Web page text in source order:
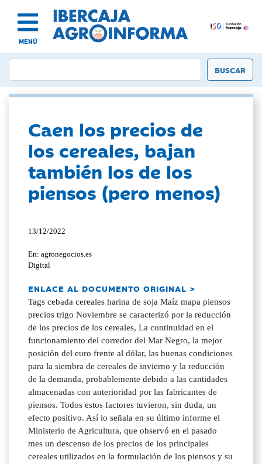
MENÚ
Caen los precios de
los cereales, bajan
también los de los
piensos (pero menos)
13/12/2022
En: agronegocios.es
Digital
ENLACE AL DOCUMENTO ORIGINAL >
Tags cebada cereales harina de soja Maíz mapa piensos
precios trigo Noviembre se caracterizó por la reducción
de los precios de los cereales, La continuidad en el
funcionamiento del corredor del Mar Negro, la mejor
posición del euro frente al dólar, las buenas condiciones
para la siembra de cereales de invierno y la reducción
de la demanda, probablemente debido a las cantidades
almacenadas con anterioridad por las fabricantes de
piensos. Todos estos factores tuvieron, sin duda, un
efecto positivo. Así lo señala en su último informe el
Ministerio de Agricultura, que observó en el pasado
mes un descenso de los precios de los principales
cereales utilizados en la formulación de los piensos y su